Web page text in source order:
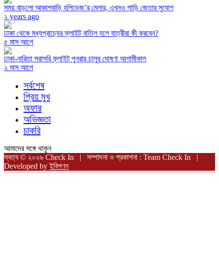
সময় বাড়লো আকাশবাড়ি হলিডেজ’র মেলার, এখনও গাড়ি জেতার সুযোগ
২ years ago
ঢাকা থেকে মধ্যপ্রাচ্যের ফ্লাইট বাতিল হলে যাত্রীরা কী করবেন?
৫ মাস আগে
ঢাকা-নারিতা সরাসরি ফ্লাইট পুনরায় চালুর ঘোষণা আগামীকাল
২ মাস আগে
সর্বশেষ
প্রিয় মুখ
অফার
অভিজ্ঞতা
চাকরি
আমাদের সঙ্গে থাকুন
স্বত্ব © ২০২৬ Check In | সম্পাদনা ও প্রকাশনা : Team Check In |
Developed byইবিপণন